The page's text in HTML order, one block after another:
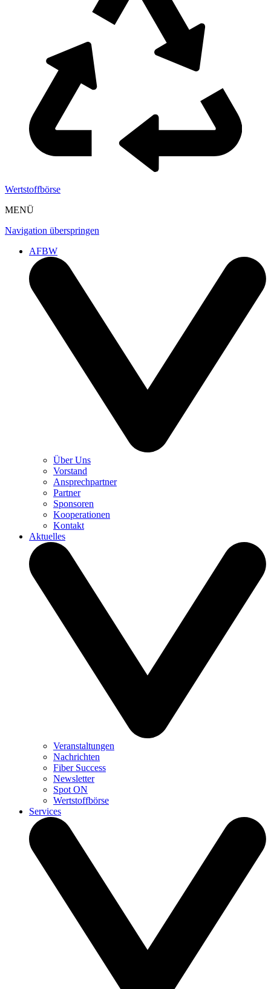
Wertstoffbörse
MENÜ
Navigation überspringen
AFBW
Über Uns
Vorstand
Ansprechpartner
Partner
Sponsoren
Kooperationen
Kontakt
Aktuelles
Veranstaltungen
Nachrichten
Fiber Success
Newsletter
Spot ON
Wertstoffbörse
Services